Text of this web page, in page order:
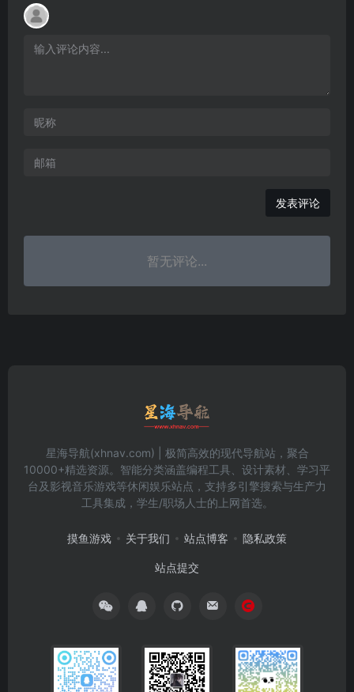
发表评论
暂无评论...
星海导航(xhnav.com) | 极简高效的现代导航站，聚合
10000+精选资源。智能分类涵盖编程工具、设计素材、学习平
台及影视音乐游戏等休闲娱乐站点，支持多引擎搜索与生产力
工具集成，学生/职场人士的上网首选。
摸鱼游戏 关于我们 站点博客 隐私政策
站点提交